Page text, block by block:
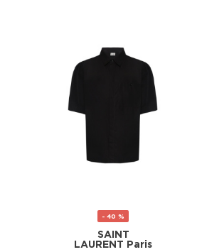
- 40 %
SAINT
LAURENT Paris